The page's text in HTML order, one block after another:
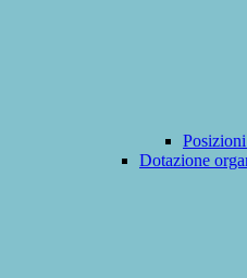
Dotazione